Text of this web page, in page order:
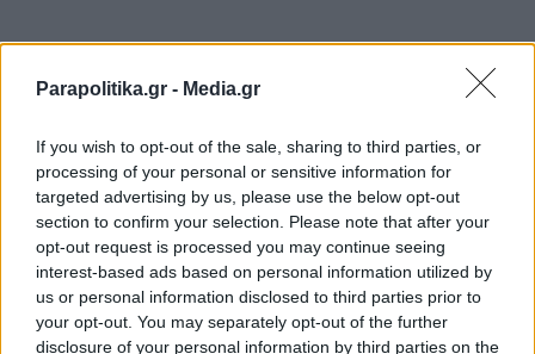
Parapolitika.gr - Media.gr
If you wish to opt-out of the sale, sharing to third parties, or
processing of your personal or sensitive information for
targeted advertising by us, please use the below opt-out
section to confirm your selection. Please note that after your
opt-out request is processed you may continue seeing
interest-based ads based on personal information utilized by
us or personal information disclosed to third parties prior to
your opt-out. You may separately opt-out of the further
disclosure of your personal information by third parties on the